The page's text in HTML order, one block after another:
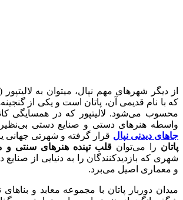
که با نام قدیمی آن، پاتان است و یکی از
محسوب می‌شود. لالیتپور که در همسایگی
واسطه هنرهای دستی و صنایع دستی
جاهای دیدنی نپال قرار گرفته و شهرتی جهانی
پاتان را می‌توان قلب تپنده هنرهای سنتی و
شهری که بازدیدکنندگان را به دنیایی از
و معماری اصیل می‌برد.
میدان دوربار پاتان با مجموعه معابد و